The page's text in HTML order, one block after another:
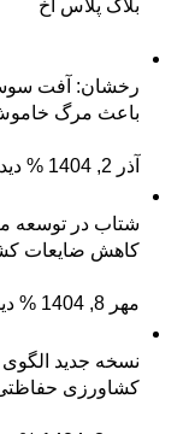
بلاگ پلاس اخ
رخشان: آفت
باعث مرگ
آذر 2, 1404 %
شتاب در توسعه
کاهش ضایعات
مهر 8, 1404 %
نسخه جدید
کشاورزی